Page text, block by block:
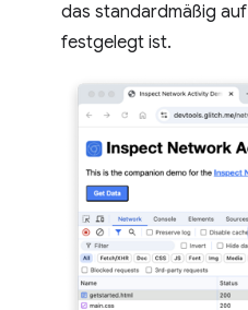
das standardmäßig auf
festgelegt ist.